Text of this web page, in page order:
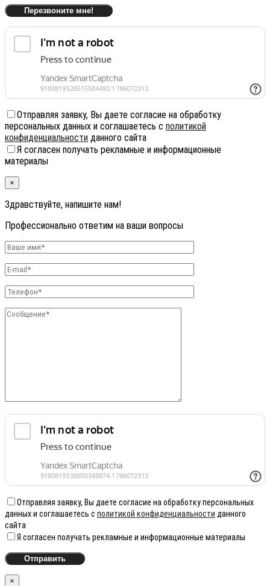
Отправляя заявку, Вы даете согласие на обработку
персональных данных и соглашаетесь с политикой
конфиденциальности данного сайта
Я согласен получать рекламные и информационные
материалы
×
Здравствуйте, напишите нам!
Профессионально ответим на ваши вопросы
Отправляя заявку, Вы даете согласие на обработку персональных
данных и соглашаетесь с политикой конфиденциальности данного
сайта
Я согласен получать рекламные и информационные материалы
×